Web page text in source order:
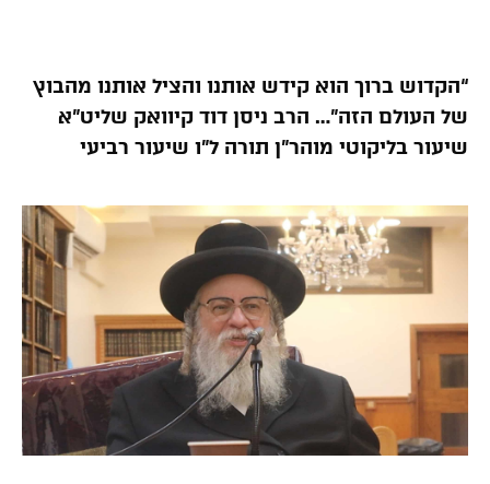
“הקדוש ברוך הוא קידש אותנו והציל אותנו מהבוץ
של העולם הזה”… הרב ניסן דוד קיוואק שליט”א
שיעור בליקוטי מוהר”ן תורה ל”ו שיעור רביעי